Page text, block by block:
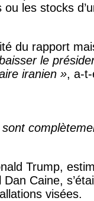
les stocks
du rapport
le
iranien », a-
Trump,
Caine,
visées.